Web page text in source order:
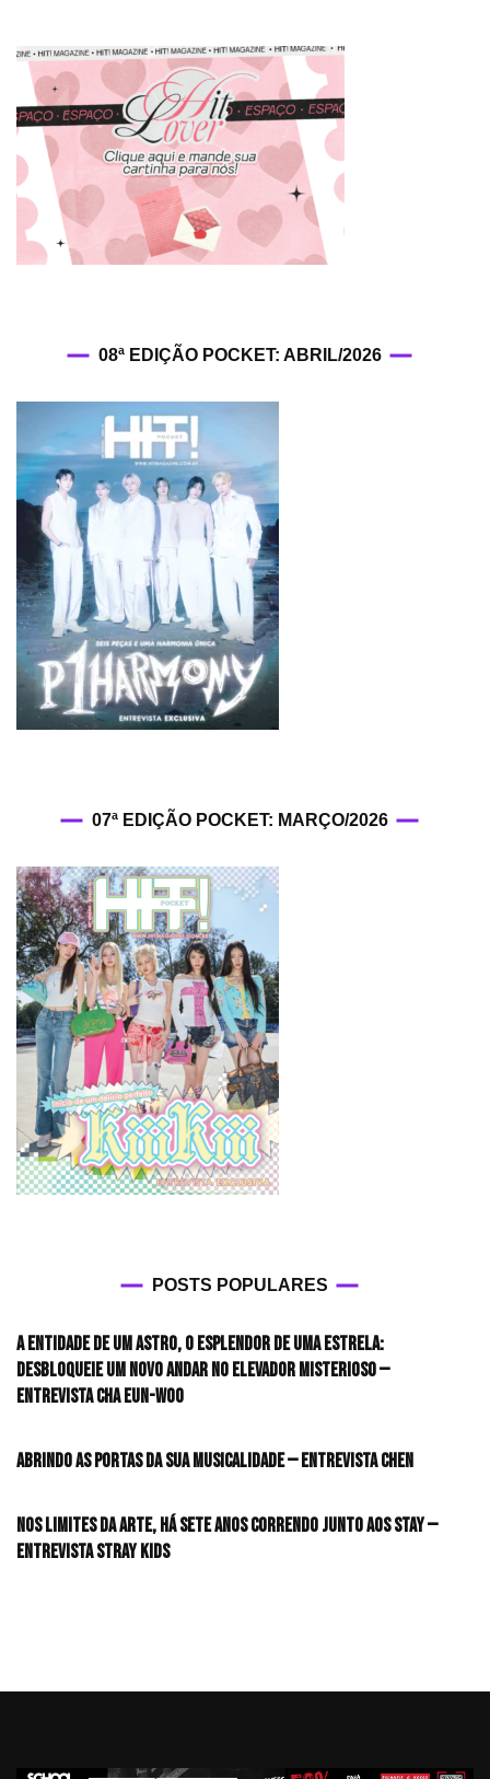
08ª EDIÇÃO POCKET: ABRIL/2026
07ª EDIÇÃO POCKET: MARÇO/2026
POSTS POPULARES
A entidade de um astro, o esplendor de uma estrela:
desbloqueie um novo andar no elevador misterioso —
Entrevista CHA EUN-WOO
Abrindo as portas da sua musicalidade — Entrevista CHEN
Nos limites da arte, há sete anos correndo junto aos STAY —
Entrevista Stray Kids